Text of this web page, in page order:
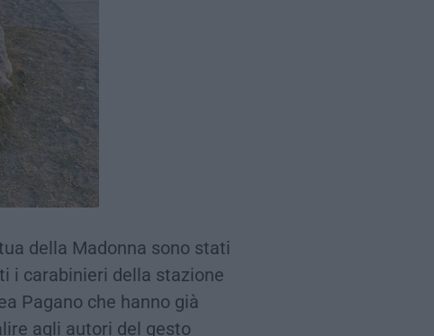
della Madonna sono stati
i carabinieri della stazione
Pagano che hanno già
agli autori del gesto